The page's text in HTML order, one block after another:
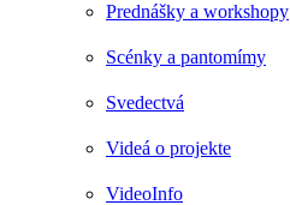
Prednášky a workshopy
Scénky a pantomímy
Svedectvá
Videá o projekte
VideoInfo